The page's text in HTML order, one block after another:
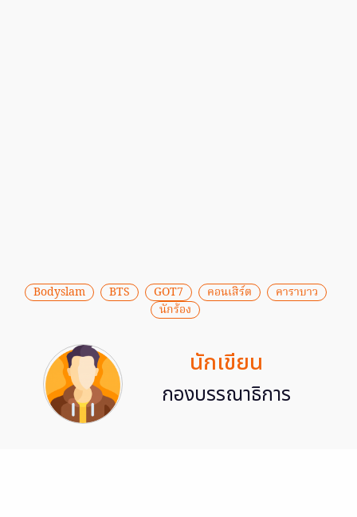
Bodyslam BTS GOT7 คอนเสิร์ต
คาราบาว
นักร้อง
นักเขียน
กองบรรณาธิการ